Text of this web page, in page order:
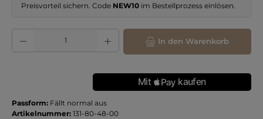
Preisvorteil sichern. Code NEW10 im Bestellprozess einlösen.
Produkt Anzahl: Gib den gewünschten Wert ein oder benutze die
In den Warenkorb
Passform: Fällt normal aus
Artikelnummer: 131-80-48-00